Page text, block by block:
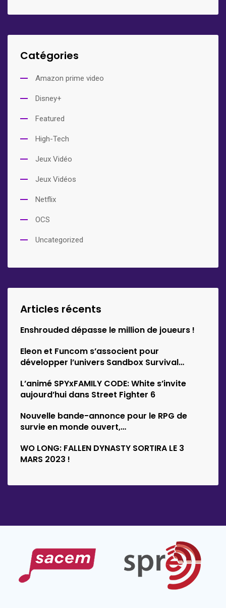
Catégories
Amazon prime video
Disney+
Featured
High-Tech
Jeux Vidéo
Jeux Vidéos
Netflix
OCS
Uncategorized
Articles récents
Enshrouded dépasse le million de joueurs !
Eleon et Funcom s’associent pour
développer l’univers Sandbox Survival
L’animé SPYxFAMILY CODE: White s’invite
aujourd’hui dans Street Fighter 6
Nouvelle bande-annonce pour le RPG de
survie en monde ouvert,…
WO LONG: FALLEN DYNASTY SORTIRA LE 3
MARS 2023 !